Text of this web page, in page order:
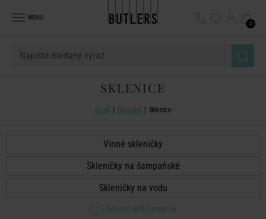
MENU
0
SKLENICE
Domů Stolování Sklenice
Vinné skleničky
Skleničky na šampaňské
Skleničky na vodu
Zobrazit další kategorie